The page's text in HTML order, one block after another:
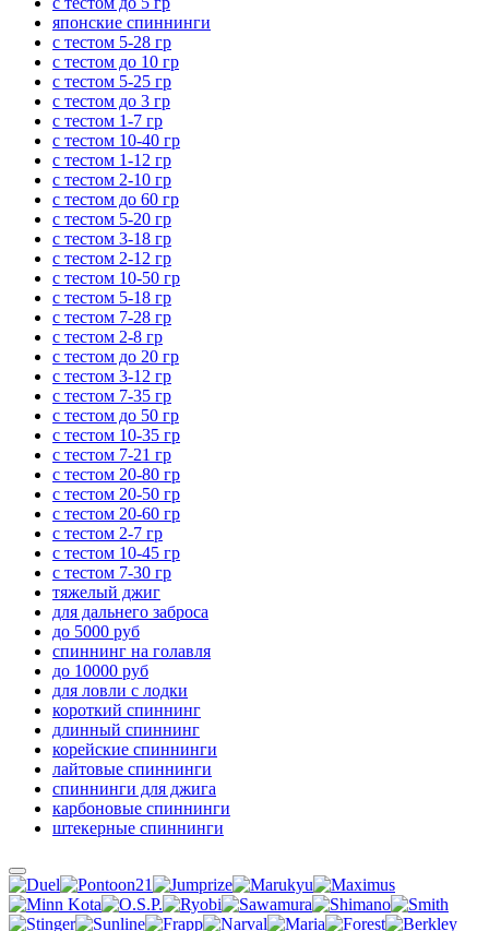
японские спиннинги
с тестом 5-28 гр
с тестом до 10 гр
с тестом 5-25 гр
с тестом до 3 гр
с тестом 1-7 гр
с тестом 10-40 гр
с тестом 1-12 гр
с тестом 2-10 гр
с тестом до 60 гр
с тестом 5-20 гр
с тестом 3-18 гр
с тестом 2-12 гр
с тестом 10-50 гр
с тестом 5-18 гр
с тестом 7-28 гр
с тестом 2-8 гр
с тестом до 20 гр
с тестом 3-12 гр
с тестом 7-35 гр
с тестом до 50 гр
с тестом 10-35 гр
с тестом 7-21 гр
с тестом 20-80 гр
с тестом 20-50 гр
с тестом 20-60 гр
с тестом 2-7 гр
с тестом 10-45 гр
с тестом 7-30 гр
тяжелый джиг
для дальнего заброса
до 5000 руб
спиннинг на голавля
до 10000 руб
для ловли с лодки
короткий спиннинг
длинный спиннинг
корейские спиннинги
лайтовые спиннинги
спиннинги для джига
карбоновые спиннинги
штекерные спиннинги